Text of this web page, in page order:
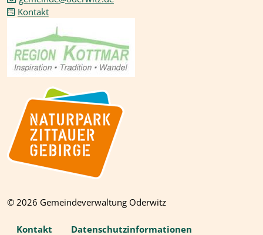
Kontakt
© 2026 Gemeindeverwaltung Oderwitz
Kontakt Datenschutzinformationen